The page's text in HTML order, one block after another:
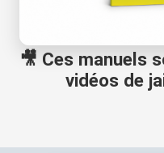
🎥 Ces manuels
vidéos de